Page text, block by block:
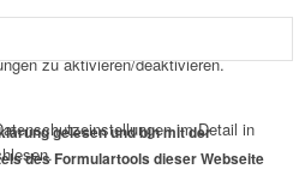
zu aktivieren/deaktivieren.
im Detail in
gelesen und bin mit der
des Formulartools dieser Webseite